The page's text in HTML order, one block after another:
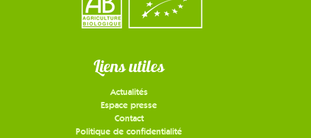
Liens utiles
Actualités
Espace presse
Contact
Politique de confidentialité